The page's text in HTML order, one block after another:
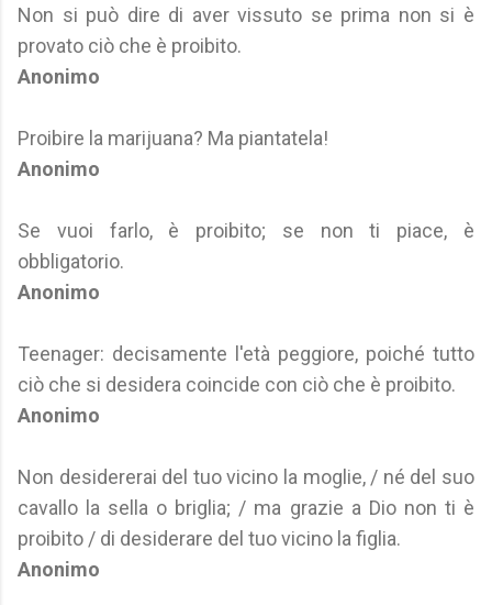
Non si può dire di aver vissuto se prima non si è
provato ciò che è proibito.
Anonimo
Proibire la marijuana? Ma piantatela!
Anonimo
Se vuoi farlo, è proibito; se non ti piace, è
obbligatorio.
Anonimo
Teenager: decisamente l'età peggiore, poiché tutto
ciò che si desidera coincide con ciò che è proibito.
Anonimo
Non desidererai del tuo vicino la moglie, / né del suo
cavallo la sella o briglia; / ma grazie a Dio non ti è
proibito / di desiderare del tuo vicino la figlia.
Anonimo